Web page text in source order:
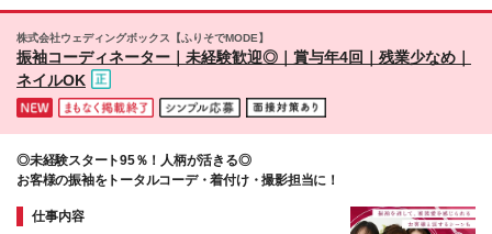
高畑136-1 ※(変更の範囲)上記を除く当社関連勤務地
株式会社ウェディングボックス【ふりそでMODE】
振袖コーディネーター｜未経験歓迎◎｜賞与年4回｜残業少なめ｜
ネイルOK
◎未経験スタート95％！人柄が活きる◎
お客様の振袖をトータルコーデ・着付け・撮影担当に！
仕事内容